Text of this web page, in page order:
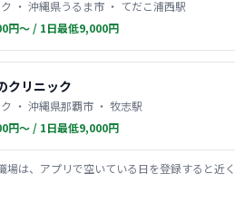
・ 沖縄県うるま市 ・ てだこ浦西駅
円〜 / 1日最低9,000円
クリニック
・ 沖縄県那覇市 ・ 牧志駅
円〜 / 1日最低9,000円
場は、アプリで空いている日を登録すると近く